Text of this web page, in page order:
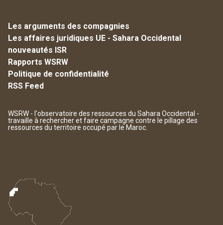
Les arguments des compagnies
Les affaires juridiques UE - Sahara Occidental
nouveautés ISR
Rapports WSRW
Politique de confidentialité
RSS Feed
WSRW - l'observatoire des ressources du Sahara Occidental -
travaille à rechercher et faire campagne contre le pillage des
ressources du territoire occupé par le Maroc.